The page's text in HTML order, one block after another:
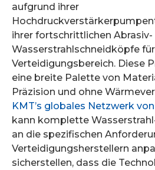
aufgrund ihrer
ihrer fortschrittlichen Abrasiv-
Wasserstrahlschneidköpfe
Verteidigungsbereich. Diese
eine breite Palette von
Präzision und ohne
KMT’s globales Netzwerk
kann komplette
an die spezifischen
Verteidigungsherstellern
sicherstellen, dass die